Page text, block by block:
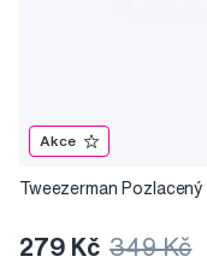
Akce
Tweezerman
279 Kč 349 Kč